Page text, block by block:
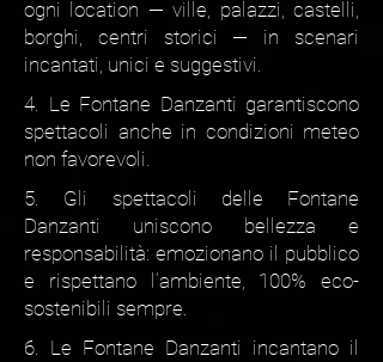
ogni location — ville, palazzi, castelli,
borghi, centri storici — in scenari
incantati, unici e suggestivi.
4. Le Fontane Danzanti garantiscono
spettacoli anche in condizioni meteo
non favorevoli.
5. Gli spettacoli delle Fontane
Danzanti uniscono bellezza e
responsabilità: emozionano il pubblico
e rispettano l’ambiente, 100% eco-
sostenibili sempre.
6. Le Fontane Danzanti incantano il